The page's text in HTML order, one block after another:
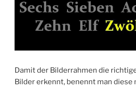
Damit der Bilderrahmen die
Bilder erkennt, benennt man diese